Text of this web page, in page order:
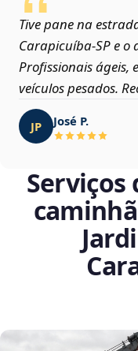
Tive pane na
Carapicuíba‑SP e
Profissionais ágeis,
veículos pesados.
JP José P.
Serviços